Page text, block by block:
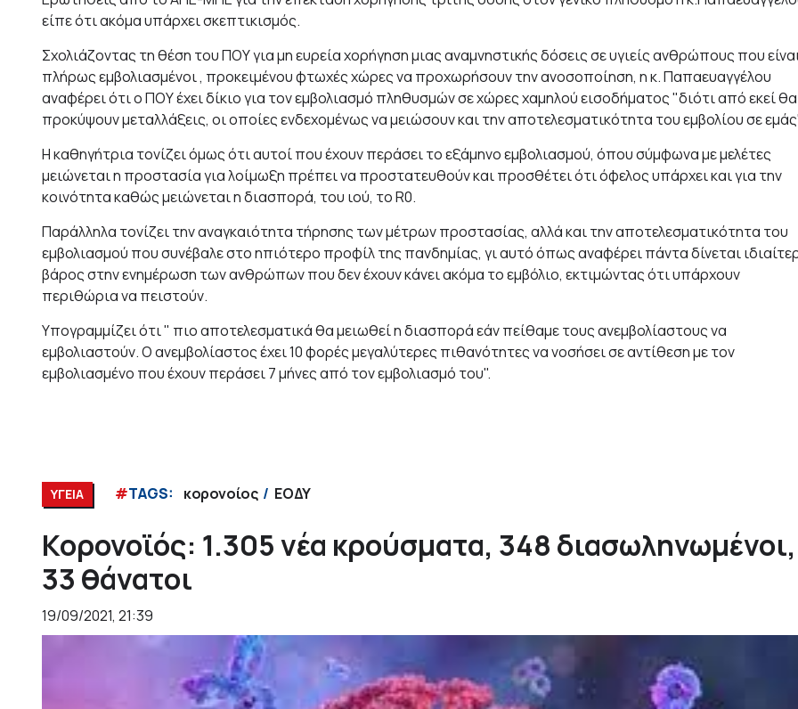
είπε ότι ακόμα υπάρχει σκεπτικισμός.
Σχολιάζοντας τη θέση του ΠΟΥ για μη ευρεία χορήγηση μιας αναμνηστικής δόσεις σε υγιείς ανθρώπους που
πλήρως εμβολιασμένοι , προκειμένου φτωχές χώρες να προχωρήσουν την ανοσοποίηση, η κ. Παπαευαγγέλου
αναφέρει ότι ο ΠΟΥ έχει δίκιο για τον εμβολιασμό πληθυσμών σε χώρες χαμηλού εισοδήματος "διότι από εκεί θα
προκύψουν μεταλλάξεις, οι οποίες ενδεχομένως να μειώσουν και την αποτελεσματικότητα του εμβολίου σε
Η καθηγήτρια τονίζει όμως ότι αυτοί που έχουν περάσει το εξάμηνο εμβολιασμού, όπου σύμφωνα με μελέτες
μειώνεται η προστασία για λοίμωξη πρέπει να προστατευθούν και προσθέτει ότι όφελος υπάρχει και για την
κοινότητα καθώς μειώνεται η διασπορά, του ιού, το R0.
Παράλληλα τονίζει την αναγκαιότητα τήρησης των μέτρων προστασίας, αλλά και την αποτελεσματικότητα του
εμβολιασμού που συνέβαλε στο ηπιότερο προφίλ της πανδημίας, γι αυτό όπως αναφέρει πάντα δίνεται
βάρος στην ενημέρωση των ανθρώπων που δεν έχουν κάνει ακόμα το εμβόλιο, εκτιμώντας ότι υπάρχουν
περιθώρια να πειστούν.
Υπογραμμίζει ότι " πιο αποτελεσματικά θα μειωθεί η διασπορά εάν πείθαμε τους ανεμβολίαστους να
εμβολιαστούν. Ο ανεμβολίαστος έχει 10 φορές μεγαλύτερες πιθανότητες να νοσήσει σε αντίθεση με τον
εμβολιασμένο που έχουν περάσει 7 μήνες από τον εμβολιασμό του".
ΥΓΕΙΑ #TAGS: κορονοίος ΕΟΔΥ
Κορονοϊός: 1.305 νέα κρούσματα, 348 διασωληνωμένοι,
33 θάνατοι
19/09/2021, 21:39